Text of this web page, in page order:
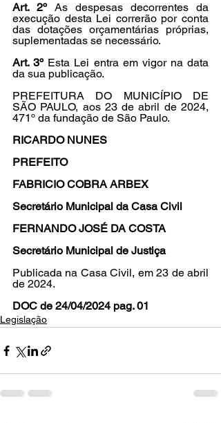
Art. 2º As despesas decorrentes da
execução desta Lei correrão por conta
das dotações orçamentárias próprias,
suplementadas se necessário.
Art. 3º Esta Lei entra em vigor na data
da sua publicação.
PREFEITURA DO MUNICÍPIO DE
SÃO PAULO, aos 23 de abril de 2024,
471º da fundação de São Paulo.
RICARDO NUNES
PREFEITO
FABRICIO COBRA ARBEX
Secretário Municipal da Casa Civil
FERNANDO JOSÉ DA COSTA
Secretário Municipal de Justiça
Publicada na Casa Civil, em 23 de abril
de 2024.
DOC de 24/04/2024 pag. 01
Legislação